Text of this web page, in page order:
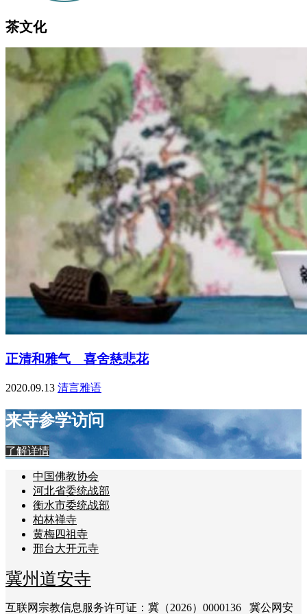
茶文化
正清和雅气 喜舍慈悲花
2020.09.13 清言雅语
来寺参学访问
了解详情
中国佛教协会
河北省委统战部
衡水市委统战部
柏林禅寺
黄梅四祖寺
邢台大开元寺
冀州道安寺
互联网宗教信息服务许可证：冀（2026）0000136 冀公网安